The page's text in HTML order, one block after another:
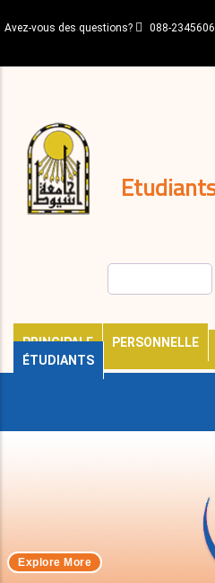
au
principal
Avez-vous des questions? 088-2345606
PRINCIPALE
PERSONNELLE
ÉTUDIANTS
décisions
Expatriés
Journal
Explore More